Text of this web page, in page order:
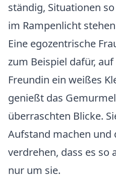
ständig, Situationen
im Rampenlicht
Eine egozentrische
zum Beispiel dafür,
Freundin ein weißes
genießt das
überraschten Blicke.
Aufstand machen und
verdrehen, dass es so
nur um sie.